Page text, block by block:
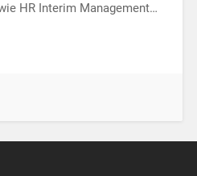
HR Interim Management…